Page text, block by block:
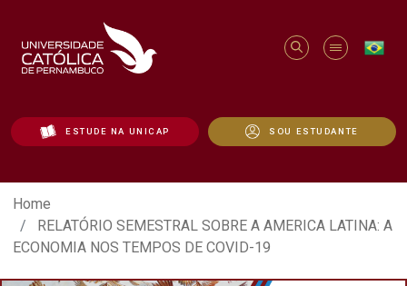
ESTUDE NA UNICAP SOU ESTUDANTE
RELATÓRIO SEMESTRAL SOBRE A
Home
RELATÓRIO SEMESTRAL SOBRE A AMERICA LATINA: A
ECONOMIA NOS TEMPOS DE COVID-19